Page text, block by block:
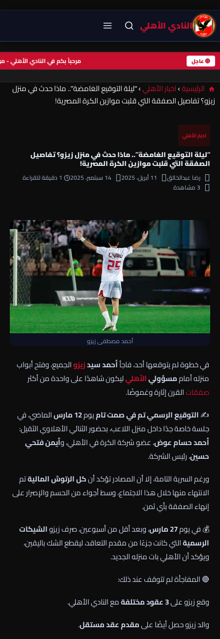
النادي الأهلي
🔴 عاجل مرحباً بكم في النادي
الرئيسية›اخبار الأهلي›“ليلة التوقيع الغامضة”.. ماذا حدث في منزل
زيزو؟ تفاصيل الصفقة التي قلبت موازين الكرة المصرية!
اخبار الأهلي
“ليلة التوقيع الغامضة”.. ماذا حدث في منزل زيزو؟ تفاصيل
الصفقة التي قلبت موازين الكرة المصرية!
رضا عبدالخالق 11 أبريل، 2025 14 سبتمبر، 2025
1 دقيقة للقراءة
3 مشاهدة
أحمد مصطفى زيزو
في خطوة لم يتوقعها أحد، فاجأأحمد سيدزيزوالجميع، وفتح أبواب
منزله أماممسؤوليالأهليليكون شاهدًا على واحدة من أكثر
صفقاتالقرن إثارة وغموضًا.
✍️التوقيع الرسمي تم في صمت تاميوم12 مارس
الماضي، في
جلسة خاصة جدًا داخل منزل اللاعب، بحضور الثنائي الأهلاوي الثقيل:
أحمد حسام عوض، عضو شركة الكرة في الأهلي، وأيمن فتحي
حسين، رئيس الشركة.
ورغم السرية التامة، إلا أن المصادر تؤكد أنكل الرتوش الماليةتم
الانتهاء منها خلال هذا الاجتماع، وسط أجواء من الحسم والإصرار على
إنهاء الصفقة بأي ثمن.
💰 في يوم27 مارس ، وبعد أقل من أسبوعين، صرف زيزوالشيكات
الرسميةالتي كانت جزءًا من مقدم التعاقد، ليقطع الشك باليقين،
ويؤكد أن الأهلي بات منزله الجديد.
🔴 المفاجأة لم تتوقف عند ذلك:
وقع زيزو على3 عقود مختلفة
مع النادي الأهلي.
والد زيزو حصل أيضًا علىمقدم عقد مستقل.